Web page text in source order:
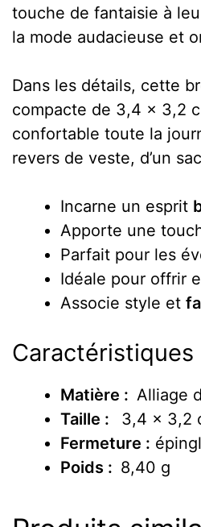
touche de fantaisie à
la mode audacieuse et
Dans les détails, cette
compacte de 3,4 x 3,2
confortable toute la
revers de veste, d’un
Incarne un esprit
Apporte une
Parfait pour les
Idéale pour offrir
Associe style et
Caractéristiques
Matière : Alliage
Taille : 3,4 x 3,2
Fermeture :
Poids : 8,40 g